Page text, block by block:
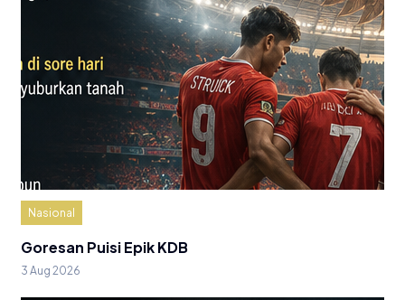
Nasional
Goresan Puisi Epik KDB
3 Aug 2026